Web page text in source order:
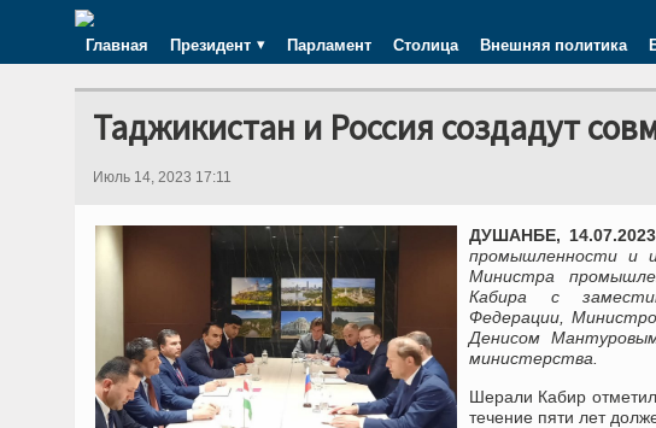
Главная Президент Парламент Столица Внешняя политика
Таджикистан и Россия создадут
Июль 14, 2023 17:11
ДУШАНБЕ,
промышленности и
Министра
Кабира с
Федерации,
Денисом
министерства.
Шерали Кабир
течение пяти лет